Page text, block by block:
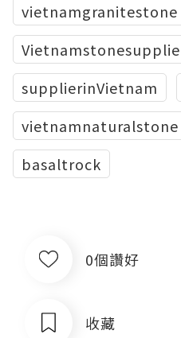
vietnamgranitestone
supplierinVietnam
vietnamnaturalstone
basaltrock
0個讚好
收藏